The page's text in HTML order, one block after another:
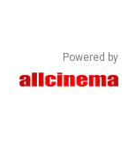
Powered by